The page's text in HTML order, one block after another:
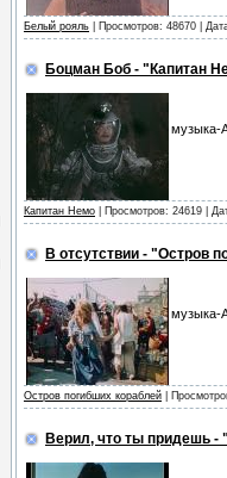
Белый рояль | Просмотров: 48670 |
Боцман Боб - "Капитан
музыка-
Капитан Немо | Просмотров: 24619 |
В отсутствии - "Остров
музыка-
Остров погибших кораблей |
Верил, что ты придешь -